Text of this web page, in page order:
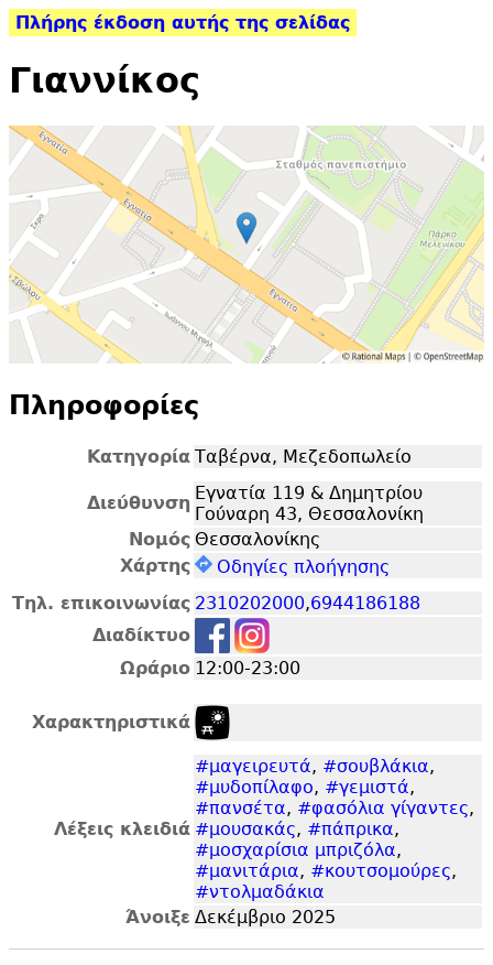
Πλήρης έκδοση αυτής της σελίδας
Γιαννίκος
Πληροφορίες
Κατηγορία Ταβέρνα, Μεζεδοπωλείο
Διεύθυνση Εγνατία 119 & Δημητρίου
Γούναρη 43, Θεσσαλονίκη
Νομός Θεσσαλονίκης
Χάρτης
Οδηγίες πλοήγησης
Τηλ. επικοινωνίας 2310202000,6944186188
Διαδίκτυο
Ωράριο 12:00-23:00
Χαρακτηριστικά
Λέξεις κλειδιά
#μαγειρευτά, #σουβλάκια,
#μυδοπίλαφο, #γεμιστά,
#πανσέτα, #φασόλια γίγαντες,
#μουσακάς, #πάπρικα,
#μοσχαρίσια μπριζόλα,
#μανιτάρια, #κουτσομούρες,
#ντολμαδάκια
Άνοιξε Δεκέμβριο 2025